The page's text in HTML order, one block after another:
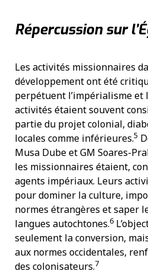
Répercussion sur
Les activités missionnaires
développement ont été
perpétuent l’impérialisme et
activités étaient souvent
partie du projet colonial,
locales comme inférieures.5
Musa Dube et GM Soares-
les missionnaires étaient,
agents impériaux. Leurs
pour dominer la culture,
normes étrangères et saper
langues autochtones.6
seulement la conversion,
aux normes occidentales,
des colonisateurs.7